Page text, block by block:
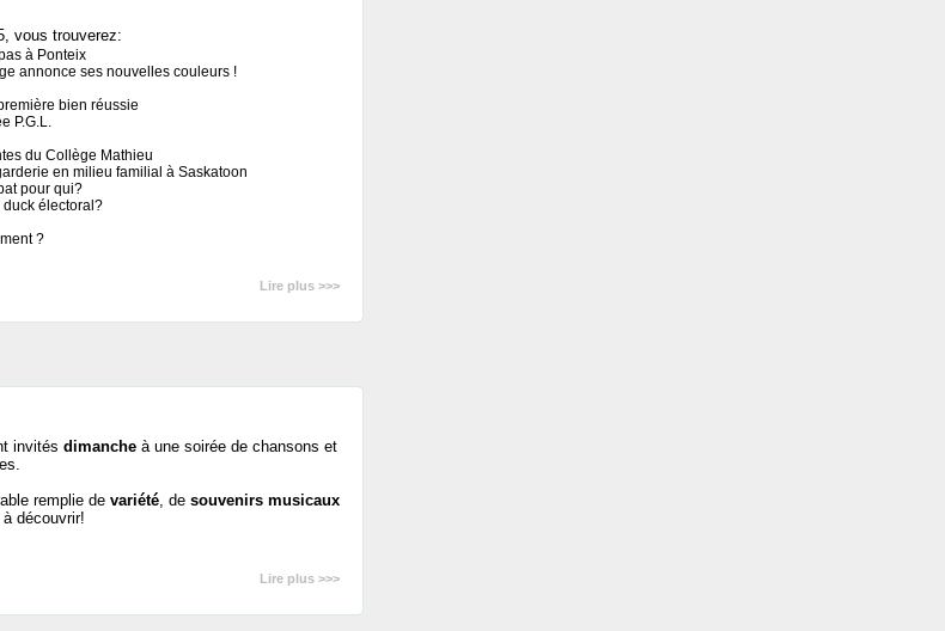
vous trouverez:
à Ponteix
annonce ses nouvelles couleurs !
bien réussie
P.G.L.
du Collège Mathieu
en milieu familial à Saskatoon
pour qui?
électoral?
?
Lire plus >>>
invités dimanche à une soirée de chansons et
remplie de variété, de souvenirs musicaux
à découvrir!
Lire plus >>>